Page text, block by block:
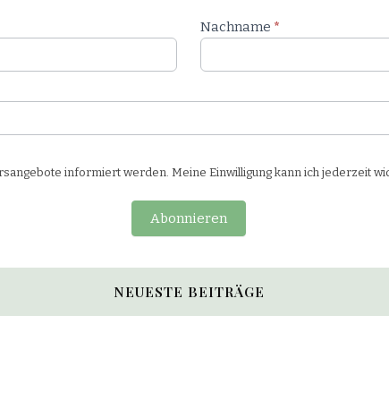
Nachname *
informiert werden. Meine Einwilligung kann ich jederzeit
Abonnieren
NEUESTE BEITRÄGE